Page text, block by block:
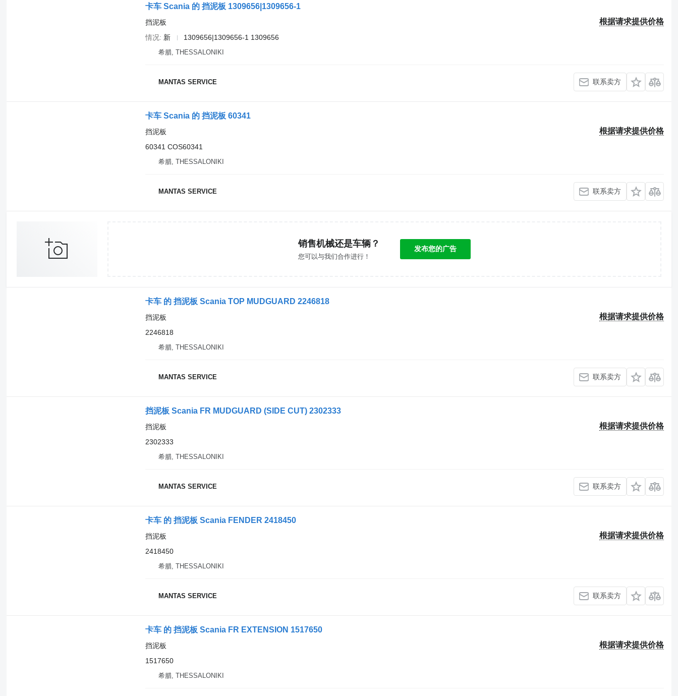
卡车 Scania 的 挡泥板 1309656|1309656-1
根据请求提供价格
挡泥板
情况 新 1309656|1309656-1 1309656
希腊, THESSALONIKI
MANTAS SERVICE 联系卖方
卡车 Scania 的 挡泥板 60341
根据请求提供价格
挡泥板
60341 COS60341
希腊, THESSALONIKI
MANTAS SERVICE 联系卖方
销售机械还是车辆？
您可以与我们合作进行！
发布您的广告
卡车 的 挡泥板 Scania TOP MUDGUARD 2246818
根据请求提供价格
挡泥板
2246818
希腊, THESSALONIKI
MANTAS SERVICE 联系卖方
挡泥板 Scania FR MUDGUARD (SIDE CUT) 2302333
根据请求提供价格
挡泥板
2302333
希腊, THESSALONIKI
MANTAS SERVICE 联系卖方
卡车 的 挡泥板 Scania FENDER 2418450
根据请求提供价格
挡泥板
2418450
希腊, THESSALONIKI
MANTAS SERVICE 联系卖方
卡车 的 挡泥板 Scania FR EXTENSION 1517650
根据请求提供价格
挡泥板
1517650
希腊, THESSALONIKI